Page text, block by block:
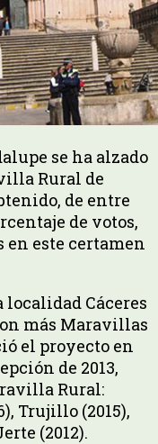
se ha alzado
Rural de
de entre
de votos,
en este certamen
Cáceres
más Maravillas
el proyecto en
de 2013,
Rural:
Trujillo (2015),
(2012).